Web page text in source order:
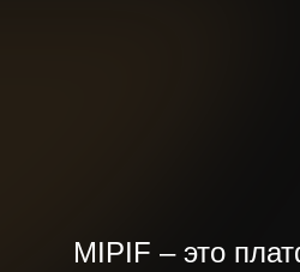
MIPIF – это